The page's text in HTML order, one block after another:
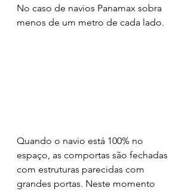
No caso de navios Panamax sobra
menos de um metro de cada lado.
Quando o navio está 100% no
espaço, as comportas são fechadas
com estruturas parecidas com
grandes portas. Neste momento